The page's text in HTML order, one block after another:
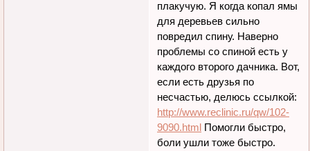
плакучую. Я когда копал ямы
для деревьев сильно
повредил спину. Наверно
проблемы со спиной есть у
каждого второго дачника. Вот,
если есть друзья по
несчастью, делюсь ссылкой:
http://www.reclinic.ru/qw/102-
9090.html Помогли быстро,
боли ушли тоже быстро.